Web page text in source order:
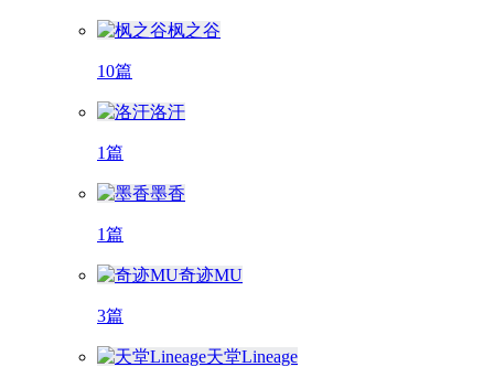
枫之谷
10篇
洛汗
1篇
墨香
1篇
奇迹MU
3篇
天堂Lineage